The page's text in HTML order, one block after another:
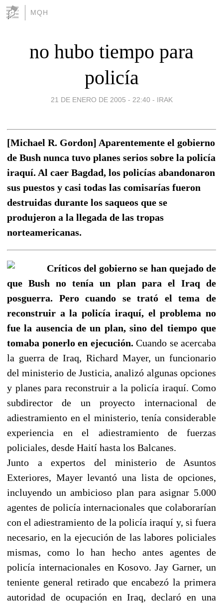
MQH
no hubo tiempo para
policía
21 DE ENERO DE 2005 - 22:40 - IRAK
[Michael R. Gordon] Aparentemente el gobierno
de Bush nunca tuvo planes serios sobre la policía
iraquí. Al caer Bagdad, los policías abandonaron
sus puestos y casi todas las comisarías fueron
destruidas durante los saqueos que se
produjeron a la llegada de las tropas
norteamericanas.
Críticos del gobierno se han quejado de
que Bush no tenía un plan para el Iraq de
posguerra. Pero cuando se trató el tema de
reconstruir a la policía iraquí, el problema no
fue la ausencia de un plan, sino del tiempo que
tomaba ponerlo en ejecución. Cuando se acercaba
la guerra de Iraq, Richard Mayer, un funcionario
del ministerio de Justicia, analizó algunas opciones
y planes para reconstruir a la policía iraquí. Como
subdirector de un proyecto internacional de
adiestramiento en el ministerio, tenía considerable
experiencia en el adiestramiento de fuerzas
policiales, desde Haití hasta los Balcanes.
Junto a expertos del ministerio de Asuntos
Exteriores, Mayer levantó una lista de opciones,
incluyendo un ambicioso plan para asignar 5.000
agentes de policía internacionales que colaborarían
con el adiestramiento de la policía iraquí y, si fuera
necesario, en la ejecución de las labores policiales
mismas, como lo han hecho antes agentes de
policía internacionales en Kosovo. Jay Garner, un
teniente general retirado que encabezó la primera
autoridad de ocupación en Iraq, declaró en una